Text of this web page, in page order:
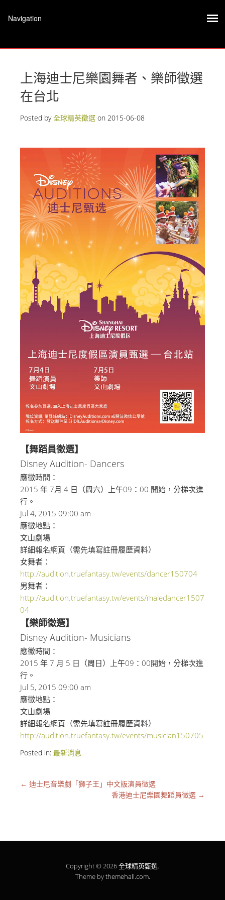
上海迪士尼樂園舞者、樂師徵選
在台北
Posted by全球精英徵選 on 2015-06-08
【舞蹈員徵選】
Disney Audition- Dancers
應徵時間：
2015 年 7月 4 日（周六）上午09：00 開始，分梯次進
行。
Jul 4, 2015 09:00 am
應徵地點：
文山劇場
詳細報名網頁（需先填寫註冊履歷資料）
女舞者：
http://audition.truefantasy.tw/events/dancer150704
男舞者：
http://audition.truefantasy.tw/events/maledancer1507
04
【樂師徵選】
Disney Audition- Musicians
應徵時間：
2015 年 7 月 5 日（周日）上午09：00開始，分梯次進
行。
Jul 5, 2015 09:00 am
應徵地點：
文山劇場
詳細報名網頁（需先填寫註冊履歷資料）
http://audition.truefantasy.tw/events/musician150705
Posted in: 最新消息
← 迪士尼音樂劇「獅子王」中文版演員徵選
香港迪士尼樂園舞蹈員徵選 →
Copyright © 2026全球精英甄選.
Theme bythemehall.com.